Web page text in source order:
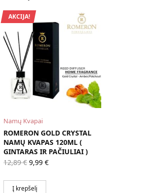
AKCIJA!
Namų Kvapai
ROMERON GOLD CRYSTAL
NAMŲ KVAPAS 120ML (
GINTARAS IR PAČIULIAI )
12,89€ Original
price
12,89 €.
9,99€Current
Į krepšelį